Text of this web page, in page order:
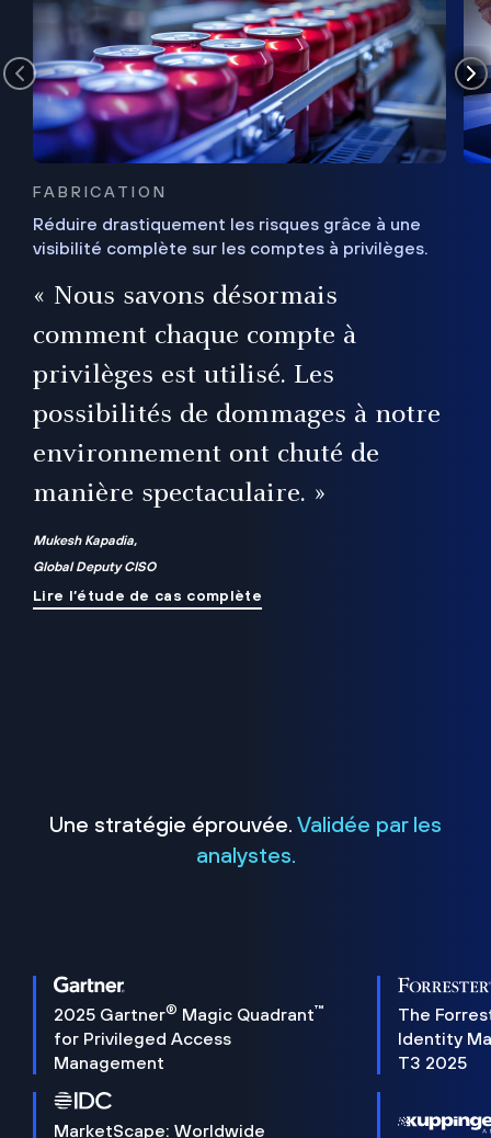
FABRICATION
Réduire drastiquement les risques grâce à une
visibilité complète sur les comptes à privilèges.
« Nous savons désormais
comment chaque compte à
privilèges est utilisé. Les
possibilités de dommages à notre
environnement ont chuté de
manière spectaculaire. »
Mukesh Kapadia,
Global Deputy CISO
Lire l’étude de cas complète
Une stratégie éprouvée. Validée par les
analystes.
2025 Gartner® Magic Quadrant™
for Privileged Access
Management
The
Identity
T3 2025
MarketScape: Worldwide